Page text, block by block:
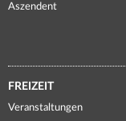
Aszendent
FREIZEIT
Veranstaltungen